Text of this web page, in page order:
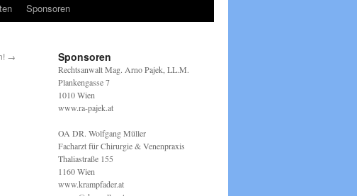
Sponsoren
→ Sponsoren
Rechtsanwalt Mag. Arno Pajek, LL.M.
Plankengasse 7
1010 Wien
www.ra-pajek.at
OA DR. Wolfgang Müller
Facharzt für Chirurgie & Venenpraxis
Thaliastraße 155
1160 Wien
www.krampfader.at